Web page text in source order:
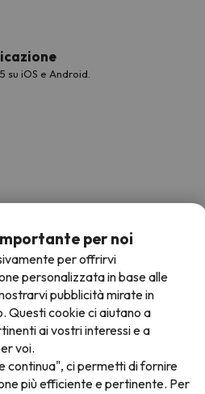
su iOS e Android.
per noi
per offrirvi
personalizzata in base alle
pubblicità mirate in
Questi cookie ci aiutano a
ai vostri interessi e a
voi.
continua", ci permetti di fornire
più efficiente e pertinente. Per